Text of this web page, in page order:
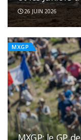
26 JUIN 2026
MXGP